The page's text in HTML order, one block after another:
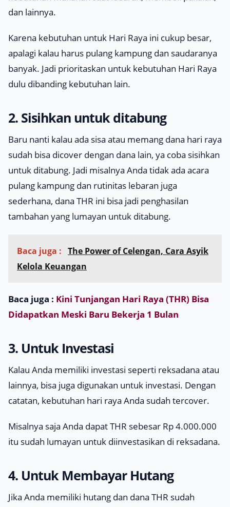
dan lainnya.
Karena kebutuhan untuk Hari Raya ini cukup besar,
apalagi kalau harus pulang kampung dan saudaranya
banyak. Jadi prioritaskan untuk kebutuhan Hari Raya
dulu dibanding kebutuhan lain.
2. Sisihkan untuk ditabung
Baru nanti kalau ada sisa atau memang dana hari raya
sudah bisa dicover dengan dana lain, ya coba sisihkan
untuk ditabung. Jadi misalnya Anda tidak ada acara
pulang kampung dan rutinitas lebaran juga
sederhana, dana THR ini bisa jadi penghasilan
tambahan yang lumayan untuk ditabung.
Baca juga : The Power of Celengan, Cara Asyik
Kelola Keuangan
Baca juga : Kini Tunjangan Hari Raya (THR) Bisa
Didapatkan Meski Baru Bekerja 1 Bulan
3. Untuk Investasi
Kalau Anda memiliki investasi seperti reksadana atau
lainnya, bisa juga digunakan untuk investasi. Dengan
catatan, kebutuhan hari raya Anda sudah tercover.
Misalnya saja Anda dapat THR sebesar Rp 4.000.000
itu sudah lumayan untuk diinvestasikan di reksadana.
4. Untuk Membayar Hutang
Jika Anda memiliki hutang dan dana THR sudah